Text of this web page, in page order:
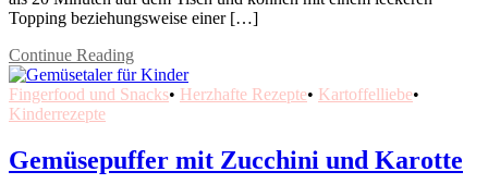
Topping beziehungsweise einer […]
Continue Reading
Fingerfood und Snacks• Herzhafte Rezepte• Kartoffelliebe•
Kinderrezepte
Gemüsepuffer mit Zucchini und Karotte